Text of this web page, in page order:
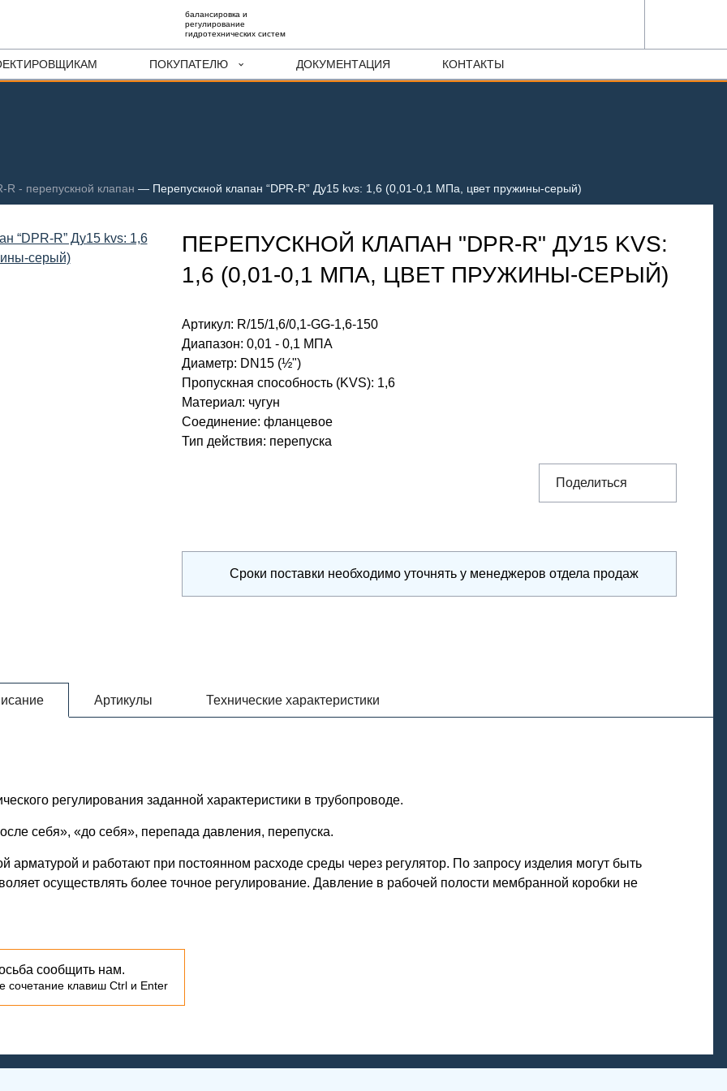
балансировка и
регулирование
гидротехнических систем
ПОКУПАТЕЛЮ ДОКУМЕНТАЦИЯ КОНТАКТЫ
R - перепускной клапан — Перепускной клапан “DPR-R” Ду15 kvs: 1,6 (0,01-0,1 МПа, цвет пружины-серый)
ПЕРЕПУСКНОЙ КЛАПАН "DPR-R" ДУ15 KVS:
1,6 (0,01-0,1 МПА, ЦВЕТ ПРУЖИНЫ-СЕРЫЙ)
Артикул: R/15/1,6/0,1-GG-1,6-150
Диапазон: 0,01 - 0,1 МПА
Диаметр: DN15 (½")
Пропускная способность (KVS): 1,6
Материал: чугун
Соединение: фланцевое
Тип действия: перепуска
Поделиться
Сроки поставки необходимо уточнять у менеджеров отдела продаж
Артикулы Технические характеристики
регулирования заданной характеристики в трубопроводе.
себя», «до себя», перепада давления, перепуска.
арматурой и работают при постоянном расходе среды через регулятор. По запросу изделия могут быть
осуществлять более точное регулирование. Давление в рабочей полости мембранной коробки не
сообщить нам.
сочетание клавиш Ctrl и Enter